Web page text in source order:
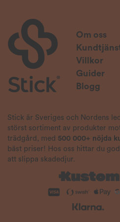
Om oss
Villkor
Guider
Blogg
Stick är Sveriges och Nordens
störst sortiment av produkter
trädgård, med 500 000+ nöjda
bäst priser! Hos oss hittar du
att slippa skadedjur.